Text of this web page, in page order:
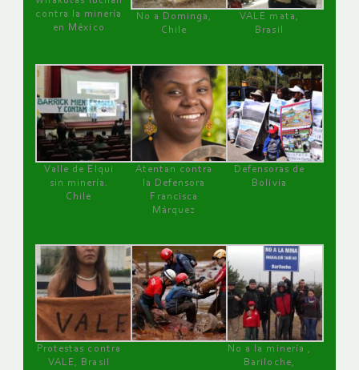
contra la minería
en México
No a Dominga,
Chile
VALE mata,
Brasil
Valle de Elqui
sin minería.
Chile
Atentan contra
la Defensora
Francisca
Márquez
Defensoras de
Bolivia
Protestas contra
VALE, Brasil
No a la minería ,
Bariloche,